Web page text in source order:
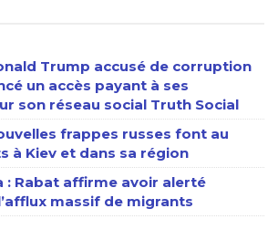
Trump accusé de corruption
un accès payant à ses
son réseau social Truth Social
frappes russes font au
à Kiev et dans sa région
: Rabat affirme avoir alerté
massif de migrants